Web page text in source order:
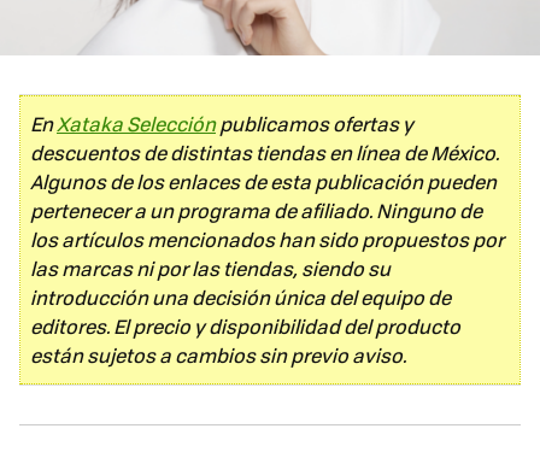
EnXataka Selecciónpublicamos ofertas y
descuentos de distintas tiendas en línea de México.
Algunos de los enlaces de esta publicación pueden
pertenecer a un programa de afiliado. Ninguno de
los artículos mencionados han sido propuestos por
las marcas ni por las tiendas, siendo su
introducción una decisión única del equipo de
editores. El precio y disponibilidad del producto
están sujetos a cambios sin previo aviso.